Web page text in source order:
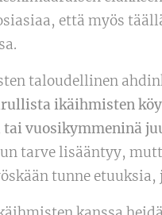
että myös
taloudellinen
ikäihmisten
vuosikymmeninä
tarve lisääntyy,
tunne